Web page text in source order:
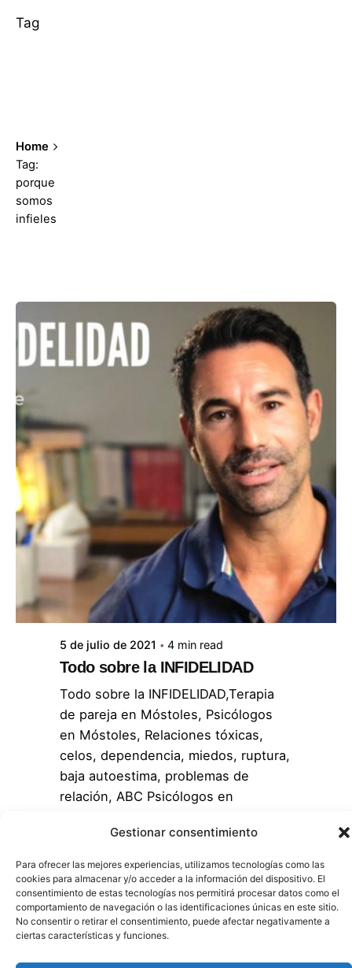
Gestionar consentimiento
Para ofrecer las mejores experiencias, utilizamos tecnologías como las
cookies para almacenar y/o acceder a la información del dispositivo. El
consentimiento de estas tecnologías nos permitirá procesar datos como el
comportamiento de navegación o las identificaciones únicas en este sitio.
No consentir o retirar el consentimiento, puede afectar negativamente a
ciertas características y funciones.
Tag
Home
Tag:
porque
somos
infieles
Posted by
ABC Psicólogos
5 de julio de 2021 4 min read
Todo sobre la INFIDELIDAD
Todo sobre la INFIDELIDAD,Terapia
de pareja en Móstoles, Psicólogos
en Móstoles, Relaciones tóxicas,
celos, dependencia, miedos, ruptura,
baja autoestima, problemas de
relación, ABC Psicólogos en
Read More
1